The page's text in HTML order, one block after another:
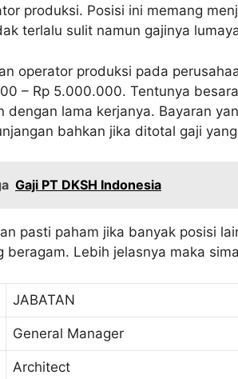
produksi. Posisi ini memang
terlalu sulit namun gajinya
operator produksi pada
– Rp 5.000.000. Tentunya
dengan lama kerjanya. Bayaran
bahkan jika ditotal gaji
Gaji PT DKSH Indonesia
pasti paham jika banyak posisi
beragam. Lebih jelasnya maka
JABATAN
General Manager
Architect